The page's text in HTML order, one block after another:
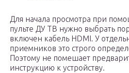
Для начала просмотра при
пульте ДУ ТВ нужно выбрать
включен кабель HDMI. У
приемников это строго
Поэтому не помешает
инструкцию к устройству.